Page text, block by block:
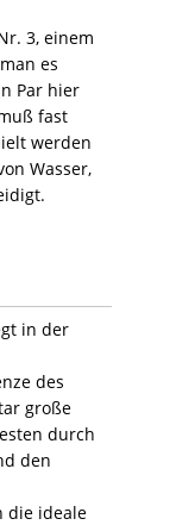
3, einem
es
Par hier
fast
werden
Wasser,
in der
des
große
durch
den
die ideale